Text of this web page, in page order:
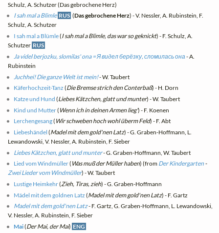
Schulz, A. Schutzer (Das gebrochene Herz)
I sah mal a Blimle RUS (Das gebrochene Herz) - V. Nessler, A. Rubinstein, F.
Schulz, A. Schutzer
I sah mal a Blümle(I sah mal a Blimle, das war so geknickt) - F. Schulz, A.
Schutzer RUS
Ja videl berjozku, slomilas' ona = Я видел берёзку, сломилась она - A.
Rubinstein
Juchhei! Die ganze Welt ist mein!- W. Taubert
Käferhochzeit-Tanz (Die Bremse strich den Conterbaß) - H. Dorn
Katze und Hund (Liebes Kätzchen, glatt und munter) - W. Taubert
Kind und Mutter( Wenn ich in deinen Armen lieg') - F. Koenen
Lerchengesang( Wir schweben hoch wohl überm Feld) - F. Abt
Liebeshändel (Madel mit dem gold'nen Latz) - G. Graben-Hoffmann, L.
Lewandowski, V. Nessler, A. Rubinstein, F. Sieber
Liebes Kätzchen, glatt und munter- G. Graben-Hoffmann, W. Taubert
Lied vom Windmüller( Was muß der Müller haben) (from Der Kindergarten -
Zwei Lieder vom Windmüller) - W. Taubert
Lustige Heimkehr(Zieh, Tiras, zieh) - G. Graben-Hoffmann
Mädel mit dem goldnen Latz (Madel mit dem gold'nen Latz) - F. Gartz
Madel mit dem gold'nen Latz- F. Gartz, G. Graben-Hoffmann, L. Lewandowski,
V. Nessler, A. Rubinstein, F. Sieber
Mai(Der Mai, der Mai) ENG